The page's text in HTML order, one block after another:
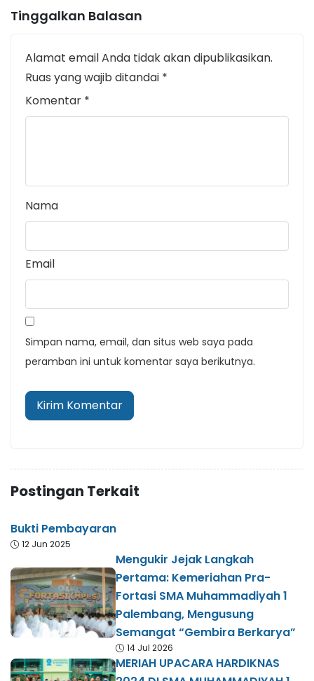
Tinggalkan Balasan
Alamat email Anda tidak akan dipublikasikan.
Ruas yang wajib ditandai *
Komentar *
Nama
Email
Simpan nama, email, dan situs web saya pada
peramban ini untuk komentar saya berikutnya.
Postingan Terkait
Bukti Pembayaran
12 Jun 2025
Mengukir Jejak Langkah
Pertama: Kemeriahan Pra-
Fortasi SMA Muhammadiyah 1
Palembang, Mengusung
Semangat “Gembira Berkarya”
14 Jul 2026
MERIAH UPACARA HARDIKNAS